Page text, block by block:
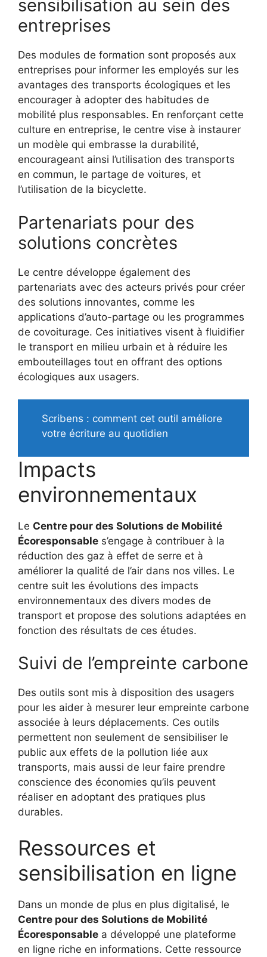
sensibilisation au sein des
entreprises
Des modules de formation sont proposés aux
entreprises pour informer les employés sur les
avantages des transports écologiques et les
encourager à adopter des habitudes de
mobilité plus responsables. En renforçant cette
culture en entreprise, le centre vise à instaurer
un modèle qui embrasse la durabilité,
encourageant ainsi l’utilisation des transports
en commun, le partage de voitures, et
l’utilisation de la bicyclette.
Partenariats pour des
solutions concrètes
Le centre développe également des
partenariats avec des acteurs privés pour créer
des solutions innovantes, comme les
applications d’auto-partage ou les programmes
de covoiturage. Ces initiatives visent à fluidifier
le transport en milieu urbain et à réduire les
embouteillages tout en offrant des options
écologiques aux usagers.
Scribens : comment cet outil améliore
votre écriture au quotidien
Impacts
environnementaux
Le Centre pour des Solutions de Mobilité
Écoresponsable s’engage à contribuer à la
réduction des gaz à effet de serre et à
améliorer la qualité de l’air dans nos villes. Le
centre suit les évolutions des impacts
environnementaux des divers modes de
transport et propose des solutions adaptées en
fonction des résultats de ces études.
Suivi de l’empreinte carbone
Des outils sont mis à disposition des usagers
pour les aider à mesurer leur empreinte carbone
associée à leurs déplacements. Ces outils
permettent non seulement de sensibiliser le
public aux effets de la pollution liée aux
transports, mais aussi de leur faire prendre
conscience des économies qu’ils peuvent
réaliser en adoptant des pratiques plus
durables.
Ressources et
sensibilisation en ligne
Dans un monde de plus en plus digitalisé, le
Centre pour des Solutions de Mobilité
Écoresponsable a développé une plateforme
en ligne riche en informations. Cette ressource